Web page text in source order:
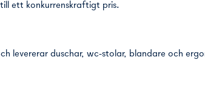
ett konkurrenskraftigt pris.
levererar duschar, wc-stolar, blandare och